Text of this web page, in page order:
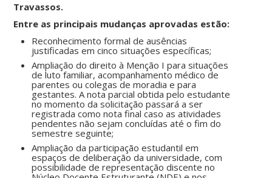
Travassos.
Entre as principais mudanças aprovadas estão:
Reconhecimento formal de ausências
justificadas em cinco situações específicas;
Ampliação do direito à Menção I para situações
de luto familiar, acompanhamento médico de
parentes ou colegas de moradia e para
gestantes. A nota parcial obtida pelo estudante
no momento da solicitação passará a ser
registrada como nota final caso as atividades
pendentes não sejam concluídas até o fim do
semestre seguinte;
Ampliação da participação estudantil em
espaços de deliberação da universidade, com
possibilidade de representação discente no